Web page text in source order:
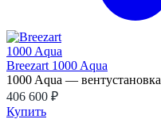
Breezart 1000 Aqua
1000 Aqua —
406 600 ₽
Купить